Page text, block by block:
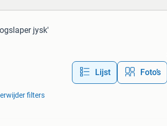
jysk'
Lijst Foto’s
filters